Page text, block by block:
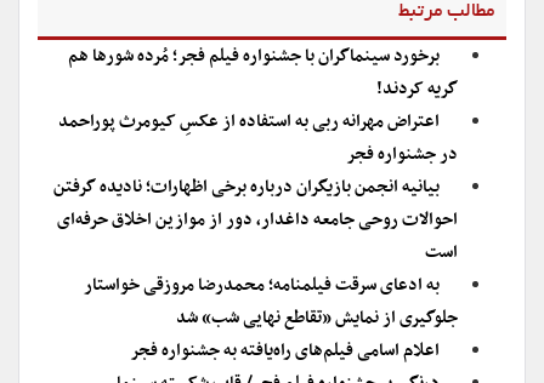
مطالب مرتبط
برخورد سینماگران با جشنواره فیلم فجر؛ مُرده شورها هم
گریه کردند!
اعتراض مهرانه ربی به استفاده از عکسِ کیومرث پوراحمد
در جشنواره فجر
بیانیه انجمن بازیگران درباره برخی اظهارات؛ نادیده گرفتن
احوالات روحی جامعه داغدار، دور از موازین اخلاق حرفه‌ای
است
به ادعای سرقت فیلمنامه؛ محمدرضا مروزقی خواستار
جلوگیری از نمایش «تقاطع نهایی شب» شد
اعلام اسامی فیلم‌های راه‌یافته به جشنواره فجر